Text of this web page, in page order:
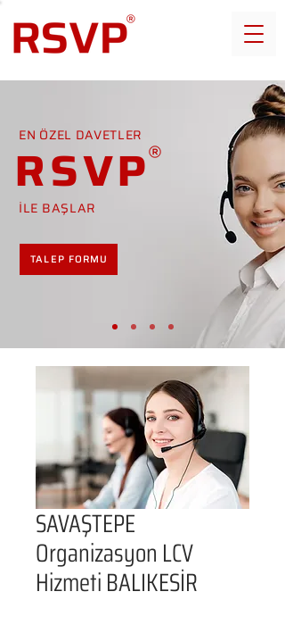
EN ÖZEL DAVETLER
RSVP
İLE BAŞLAR
TALEP FORMU
SAVAŞTEPE
Organizasyon LCV
Hizmeti BALIKESİR